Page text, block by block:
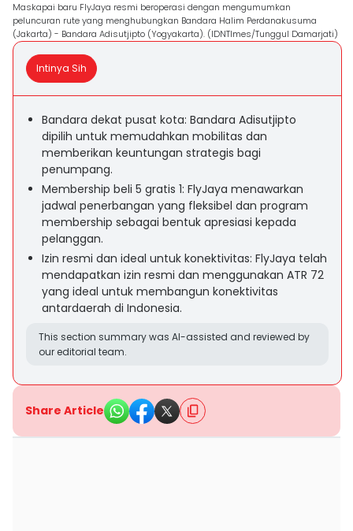
Maskapai baru FlyJaya resmi beroperasi dengan mengumumkan
peluncuran rute yang menghubungkan Bandara Halim Perdanakusuma
(Jakarta) - Bandara Adisutjipto (Yogyakarta). (IDNTImes/Tunggul Damarjati)
Intinya Sih
Bandara dekat pusat kota: Bandara Adisutjipto
dipilih untuk memudahkan mobilitas dan
memberikan keuntungan strategis bagi
penumpang.
Membership beli 5 gratis 1: FlyJaya menawarkan
jadwal penerbangan yang fleksibel dan program
membership sebagai bentuk apresiasi kepada
pelanggan.
Izin resmi dan ideal untuk konektivitas: FlyJaya telah
mendapatkan izin resmi dan menggunakan ATR 72
yang ideal untuk membangun konektivitas
antardaerah di Indonesia.
This section summary was AI-assisted and reviewed by
our editorial team.
Share Article